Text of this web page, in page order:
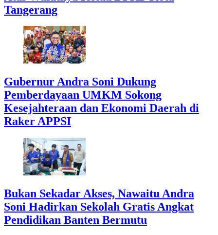
Tangerang
Gubernur Andra Soni Dukung
Pemberdayaan UMKM Sokong
Kesejahteraan dan Ekonomi Daerah di
Raker APPSI
Bukan Sekadar Akses, Nawaitu Andra
Soni Hadirkan Sekolah Gratis Angkat
Pendidikan Banten Bermutu